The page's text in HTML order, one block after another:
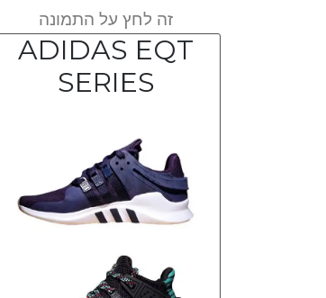
זה לחץ על התמונה
ADIDAS EQT
SERIES